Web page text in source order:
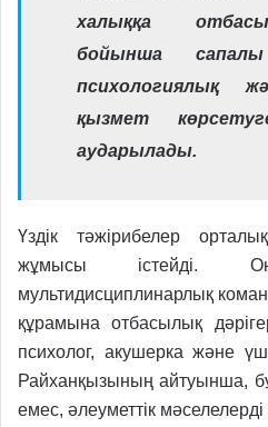
халыққа
бойынша сапалы
психологиялық
қызмет
аударылады.
Үздік тәжірибелер
жұмысы істейді.
мультидисциплинарлық
құрамына отбасылық
психолог, акушерка және үш
Райханқызының айтуынша,
емес, әлеуметтік